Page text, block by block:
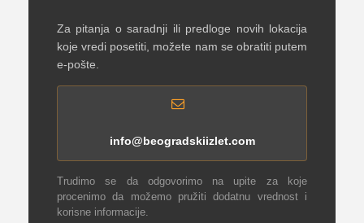
Za pitanja o saradnji ili predloge novih lokacija
koje vredi posetiti, možete nam se obratiti putem
e-pošte.
info@beogradskiizlet.com
Trudimo se da odgovorimo na upite za koje
procenimo da možemo pružiti dodatnu vrednost i
korisne informacije.